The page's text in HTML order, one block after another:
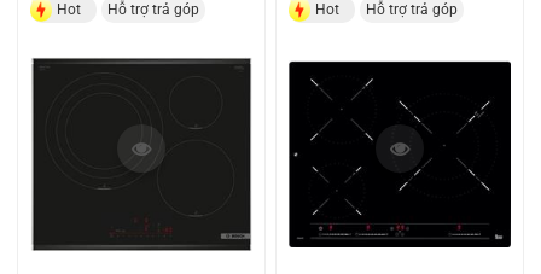
Hot Hỗ trợ trả góp Hot Hỗ trợ trả góp